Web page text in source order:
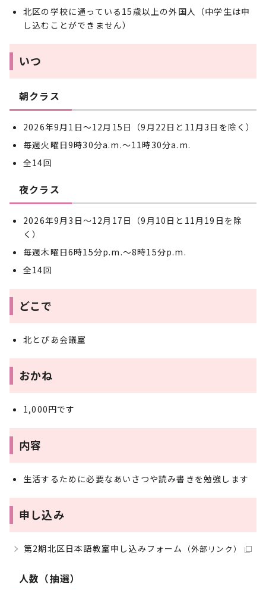
北区の学校に通っている15歳以上の外国人（中学生は申
し込むことができません）
いつ
朝クラス
2026年9月1日～12月15日（9月22日と11月3日を除く）
毎週火曜日9時30分a.m.～11時30分a.m.
全14回
夜クラス
2026年9月3日～12月17日（9月10日と11月19日を除
く）
毎週木曜日6時15分p.m.～8時15分p.m.
全14回
どこで
北とぴあ会議室
おかね
1,000円です
内容
生活するために必要なあいさつや読み書きを勉強します
申し込み
第2期北区日本語教室申し込みフォーム （外部リンク）
人数（抽選）